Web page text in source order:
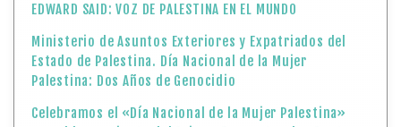
EDWARD SAID: VOZ DE PALESTINA EN EL MUNDO
Ministerio de Asuntos Exteriores y Expatriados del
Estado de Palestina. Día Nacional de la Mujer
Palestina: Dos Años de Genocidio
Celebramos el «Día Nacional de la Mujer Palestina»